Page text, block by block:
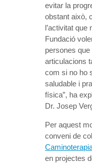
evitar la
obstant això,
l’activitat
Fundació
persones
articulacions
com si no ho
saludable i
física”, ha
Dr. Josep
Per aquest
conveni de
en projectes